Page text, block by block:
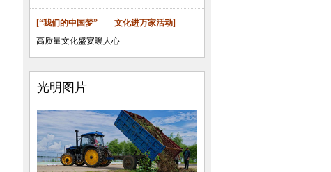
[“我们的中国梦”——文化进万家活动]
高质量文化盛宴暖人心
光明图片